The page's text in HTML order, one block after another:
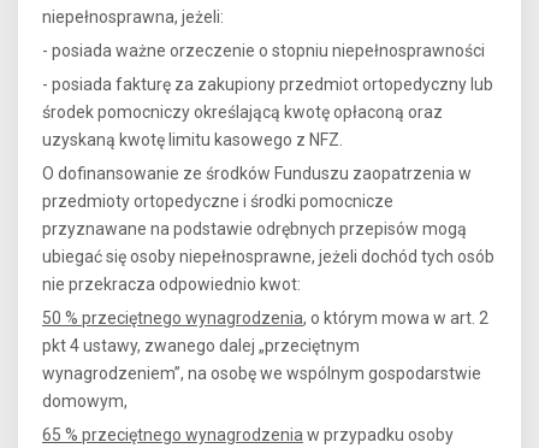
niepełnosprawna, jeżeli:
- posiada ważne orzeczenie o stopniu niepełnosprawności
- posiada fakturę za zakupiony przedmiot ortopedyczny lub
środek pomocniczy określającą kwotę opłaconą oraz
uzyskaną kwotę limitu kasowego z NFZ.
O dofinansowanie ze środków Funduszu zaopatrzenia w
przedmioty ortopedyczne i środki pomocnicze
przyznawane na podstawie odrębnych przepisów mogą
ubiegać się osoby niepełnosprawne, jeżeli dochód tych osób
nie przekracza odpowiednio kwot:
50 % przeciętnego wynagrodzenia, o którym mowa w art. 2
pkt 4 ustawy, zwanego dalej „przeciętnym
wynagrodzeniem”, na osobę we wspólnym gospodarstwie
domowym,
65 % przeciętnego wynagrodzenia w przypadku osoby